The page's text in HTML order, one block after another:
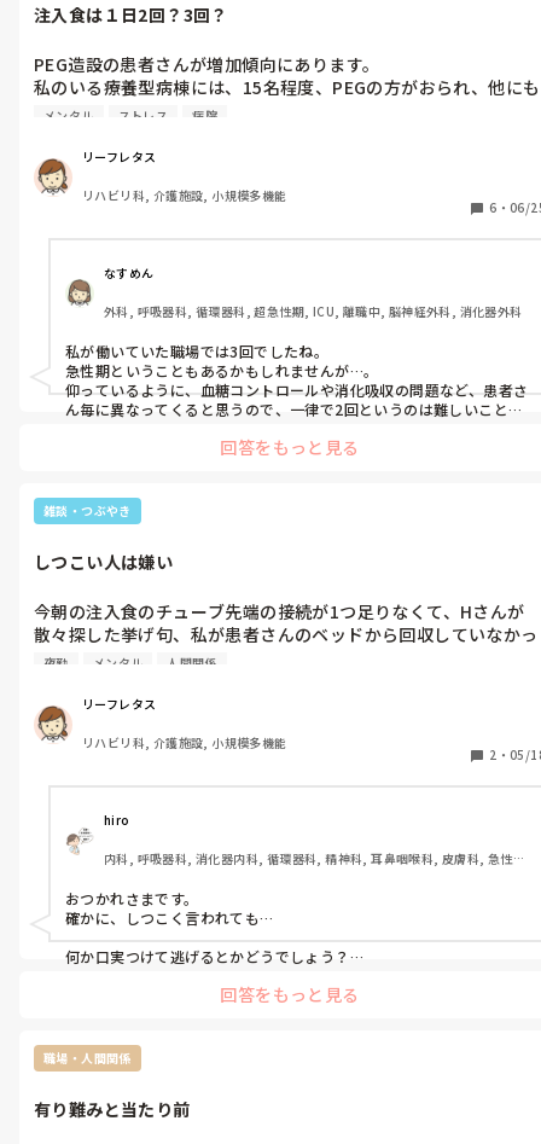
注入食は１日2回？3回？
PEG造設の患者さんが増加傾向にあります。
私のいる療養型病棟には、15名程度、PEGの方がおられ、他にも
EDチューブの方もおられ、１日３回の注入食を毎日施行しなけれ
他の病院に勤務している友人に聞くと、そこでは注入食は１日２
回だそうなんです。
以前、師長が２回食をトップに訴えてくれてたんですが、糖尿病
の患者さんの血糖コントロールはどうなのか、患者さんの栄養不
足にはならないのか、等の問題点をクリアしなければならず、い
まだに３回食です。
日勤さんの業務逼迫がとてつもなく酷くて、せめて注入食の回数
が減らす事ができれば、どんなにか助かる事かとおもうのです
が、皆さんのところでは、注入食は２回ですか？それとも３回で
すか？
メンタル ストレス 病院
リーフレタス
リハビリ科, 介護施設, 小規模多機能
6 ・ 06/
なすめん
外科, 呼吸器科, 循環器科, 超急性期, ICU, 離職中, 脳神経外科, 消化器外科
私が働いていた職場では3回でしたね。
急性期ということもあるかもしれませんが…。
仰っているように、血糖コントロールや消化吸収の問題など、患者さ
ん毎に異なってくると思うので、一律で2回というのは難しいことも
回答をもっと見る
雑談・つぶやき
しつこい人は嫌い
今朝の注入食のチューブ先端の接続が1つ足りなくて、Hさんが
散々探した挙げ句、私が患者さんのベッドから回収していなかっ
た事が発覚し、Hさんにぶちギレられてしまいました。悪いのは
て何度も謝りました。
その代わり、Hさんが回収した注入食の後片付けは、私が全部や
ったのに、それはスルーするんですよね😡
そんでもって、謝ってる私に対して何度も同じことをぐちゃぐち
ゃ言うから、私も腹が立ってきて、「何回謝ったら許してくれる
の？」って、思わず言ってしまいました。
しつこい奴はホンマにイヤ❗
夜勤 メンタル 人間関係
リーフレタス
リハビリ科, 介護施設, 小規模多機能
2 ・ 05/
hiro
内科, 呼吸器科, 消化器内科, 循環器科, 精神科, 耳鼻咽喉科, 皮膚科, 急性
おつかれさまです。
確かに、しつこく言われても…
何か口実つけて逃げるとかどうでしょう？
回答をもっと見る
職場・人間関係
有り難みと当たり前